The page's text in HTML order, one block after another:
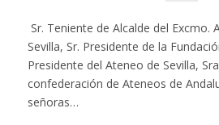
Sr. Teniente de Alcalde del Excmo.
Sevilla, Sr. Presidente de la
Presidente del Ateneo de Sevilla,
confederación de Ateneos de
señoras…